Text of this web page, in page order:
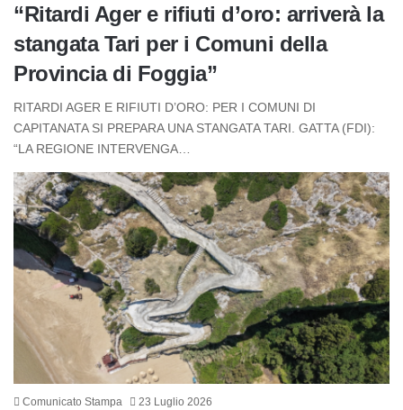
“Ritardi Ager e rifiuti d’oro: arriverà la
stangata Tari per i Comuni della
Provincia di Foggia”
RITARDI AGER E RIFIUTI D’ORO: PER I COMUNI DI
CAPITANATA SI PREPARA UNA STANGATA TARI. GATTA (FDI):
“LA REGIONE INTERVENGA…
Comunicato Stampa 23 Luglio 2026